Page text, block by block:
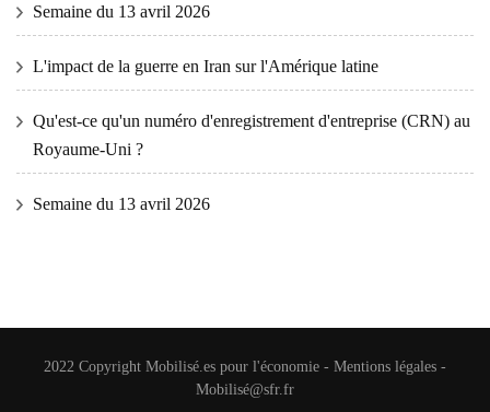
Semaine du 13 avril 2026
L'impact de la guerre en Iran sur l'Amérique latine
Qu'est-ce qu'un numéro d'enregistrement d'entreprise (CRN) au
Royaume-Uni ?
Semaine du 13 avril 2026
2022 Copyright Mobilisé.es pour l'économie - Mentions légales -
Mobilisé@sfr.fr